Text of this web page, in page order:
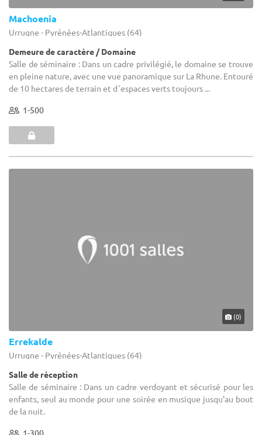
Machoenia
Urrugne - Pyrénées-Atlantiques (64)
Demeure de caractère / Domaine
Salle de séminaire : Dans un cadre privilégié, le domaine se trouve
en pleine nature, avec une vue panoramique sur La Rhune. Entouré
de 10 hectares de terrain et d´espaces verts toujours ...
1-500
(0)
Errekalde
Urrugne - Pyrénées-Atlantiques (64)
Salle de réception
Salle de séminaire : Dans un cadre verdoyant et sécurisé pour les
enfants, seul au monde pour une soirée en musique jusqu'au bout
de la nuit.
1-300